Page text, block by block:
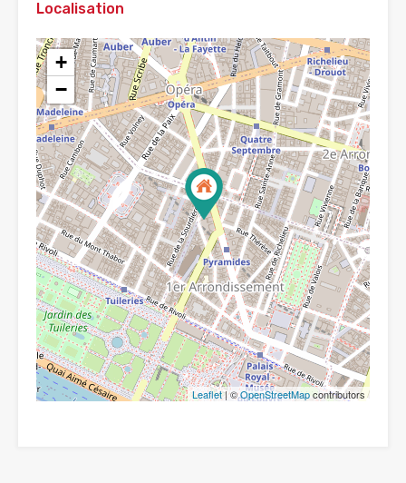
Localisation
+
−
Leaflet| ©OpenStreetMapcontributors